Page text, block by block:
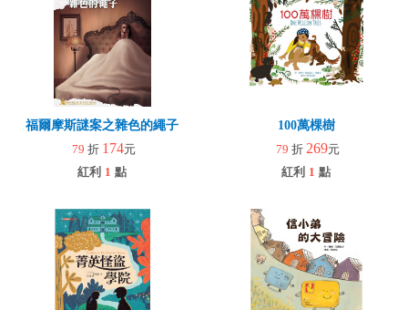
福爾摩斯謎案之雜色的繩子
79 折 174元
紅利 1 點
100萬棵樹
79 折 269元
紅利 1 點